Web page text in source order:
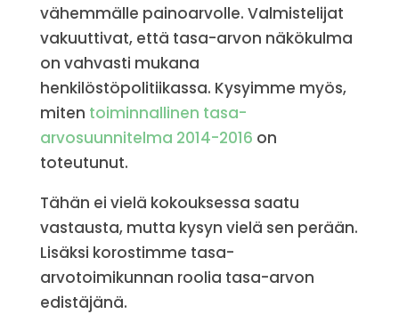
vähemmälle painoarvolle. Valmistelijat
vakuuttivat, että tasa-arvon näkökulma
on vahvasti mukana
henkilöstöpolitiikassa. Kysyimme myös,
miten toiminnallinen tasa-
arvosuunnitelma 2014-2016 on
toteutunut.
Tähän ei vielä kokouksessa saatu
vastausta, mutta kysyn vielä sen perään.
Lisäksi korostimme tasa-
arvotoimikunnan roolia tasa-arvon
edistäjänä.